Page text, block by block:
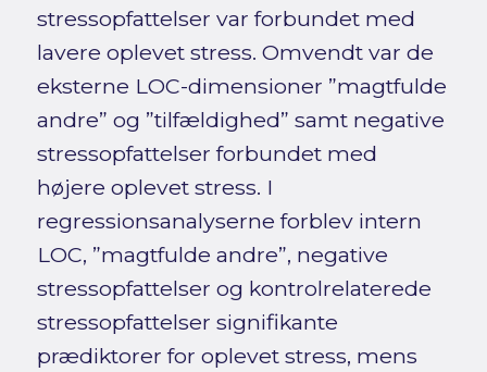
stressopfattelser var forbundet med
lavere oplevet stress. Omvendt var de
eksterne LOC-dimensioner ”magtfulde
andre” og ”tilfældighed” samt negative
stressopfattelser forbundet med
højere oplevet stress. I
regressionsanalyserne forblev intern
LOC, ”magtfulde andre”, negative
stressopfattelser og kontrolrelaterede
stressopfattelser signifikante
prædiktorer for oplevet stress, mens